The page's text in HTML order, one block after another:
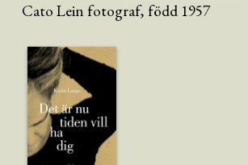
Cato Lein fotograf, född 1957